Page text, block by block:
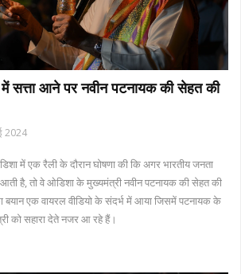
सत्ता आने पर नवीन पटनायक की सेहत की
2024
में एक रैली के दौरान घोषणा की कि अगर भारतीय जनता
में आती है, तो वे ओडिशा के मुख्यमंत्री नवीन पटनायक की सेहत की
बयान एक वायरल वीडियो के संदर्भ में आया जिसमें पटनायक के
को सहारा देते नजर आ रहे हैं।